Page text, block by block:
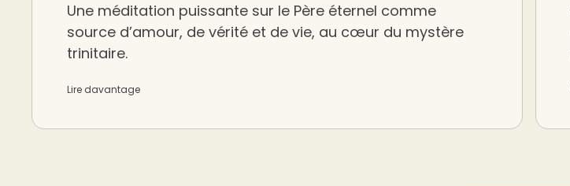
Une méditation puissante sur le Père éternel comme
source d’amour, de vérité et de vie, au cœur du mystère
trinitaire.
Lire davantage